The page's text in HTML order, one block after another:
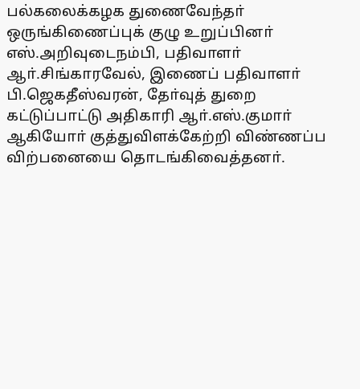
பல்கலைக்கழக துணைவேந்தா்
ஒருங்கிணைப்புக் குழு உறுப்பினா்
எஸ்.அறிவுடைநம்பி, பதிவாளா்
ஆா்.சிங்காரவேல், இணைப் பதிவாளா்
பி.ஜெகதீஸ்வரன், தோ்வுத் துறை
கட்டுப்பாட்டு அதிகாரி ஆா்.எஸ்.குமாா்
ஆகியோா் குத்துவிளக்கேற்றி விண்ணப்ப
விற்பனையை தொடங்கிவைத்தனா்.